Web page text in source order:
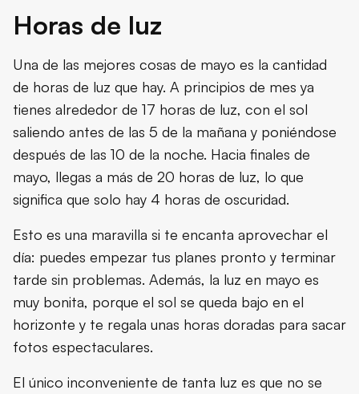
Horas de luz
Una de las mejores cosas de mayo es la cantidad
de horas de luz que hay. A principios de mes ya
tienes alrededor de 17 horas de luz, con el sol
saliendo antes de las 5 de la mañana y poniéndose
después de las 10 de la noche. Hacia finales de
mayo, llegas a más de 20 horas de luz, lo que
significa que solo hay 4 horas de oscuridad.
Esto es una maravilla si te encanta aprovechar el
día: puedes empezar tus planes pronto y terminar
tarde sin problemas. Además, la luz en mayo es
muy bonita, porque el sol se queda bajo en el
horizonte y te regala unas horas doradas para sacar
fotos espectaculares.
El único inconveniente de tanta luz es que no se